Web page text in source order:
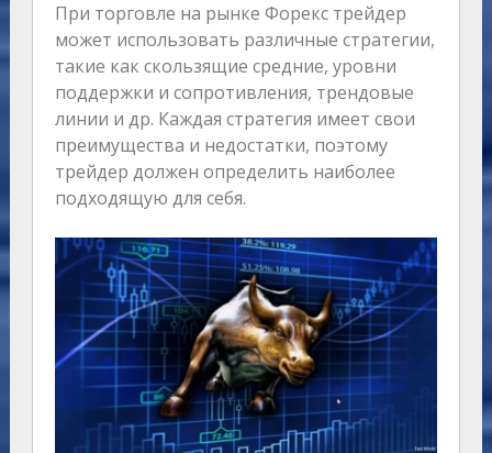
При торговле на рынке Форекс трейдер
может использовать различные стратегии,
такие как скользящие средние, уровни
поддержки и сопротивления, трендовые
линии и др. Каждая стратегия имеет свои
преимущества и недостатки, поэтому
трейдер должен определить наиболее
подходящую для себя.